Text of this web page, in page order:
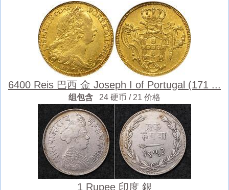
6400 Reis 巴西 金 Joseph I of Portugal (171 ...
组包含 24 硬币 / 21 价格
1 Rupee 印度 銀